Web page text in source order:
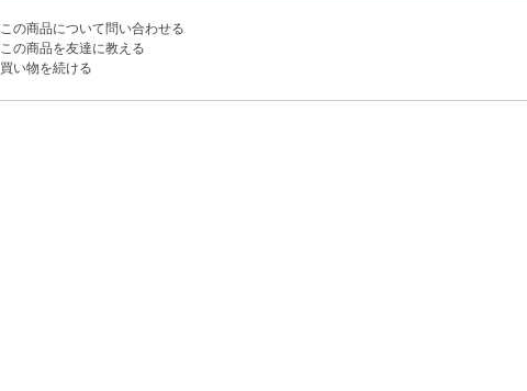
この商品について問い合わせる
この商品を友達に教える
買い物を続ける